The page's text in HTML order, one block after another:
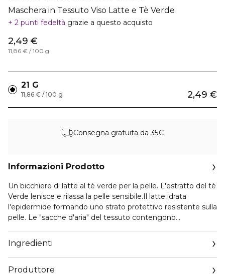
Maschera in Tessuto Viso Latte e Tè Verde
2 punti fedeltà grazie a questo acquisto
2,49 €
11,86 € / 100 g
21 G
2,49 €
11,86 € / 100 g
Consegna gratuita da 35€
Informazioni Prodotto
Un bicchiere di latte al tè verde per la pelle. L'estratto del tè
Verde lenisce e rilassa la pelle sensibile.Il latte idrata
l'epidermide formando uno strato protettivo resistente sulla
pelle. Le "sacche d'aria" del tessuto contengono
l'assorbimento dei principi attivi da parte della pelle e vi
aderisce in maniera eccellente. COME USARE: 1. Dopo aver
lavato il viso, preparare la pelle applicando un tonico. 2.
Stendere la maschera di tessuto sul viso sistemandola con
Ingredienti
Produttore